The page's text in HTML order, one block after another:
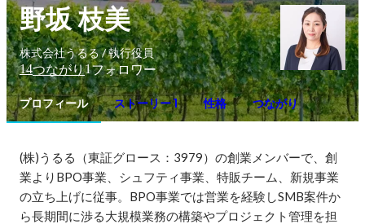
野坂 枝美
株式会社うるる / 執行役員
14つながり1フォロワー
プロフィール ストーリー 1 性格 つながり
(株)うるる（東証グロース：3979）の創業メンバーで、創
業よりBPO事業、シュフティ事業、特販チーム、新規事業
の立ち上げに従事。BPO事業では営業を経験しSMB案件か
ら長期間に渉る大規模業務の構築やプロジェクト管理を担